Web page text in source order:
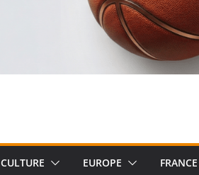
premier européen sacré Rookie de
Rudy Gobert, deuxième Français élu
meilleur défenseur d’une saison NBA
CULTURE EUROPE FRANCE